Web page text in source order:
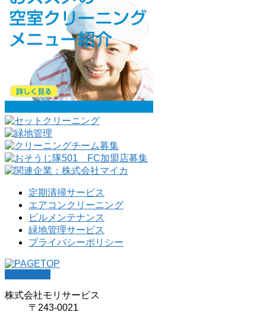
定期清掃サービス
エアコンクリーニング
ビルメンテナンス
緑地管理サービス
プライバシーポリシー
株式会社モリサービス
〒243-0021